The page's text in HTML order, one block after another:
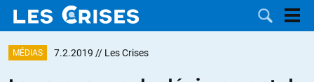
MÉDIAS 7.2.2019 // Les Crises